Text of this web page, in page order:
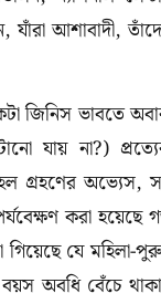
যাঁরা আশাবাদী,
জিনিস ভাবতে
যায় না?)
গ্রহণের অভ্যেস,
করা হয়েছে
গিয়েছে যে মহিলা-
অবধি বেঁচে